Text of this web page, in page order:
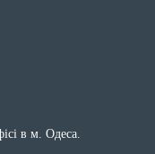
в м. Одеса.